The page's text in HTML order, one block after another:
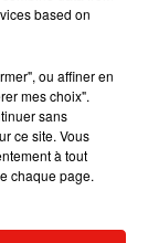
based on
ou affiner en
mes choix".
sans
ce site. Vous
à tout
chaque page.